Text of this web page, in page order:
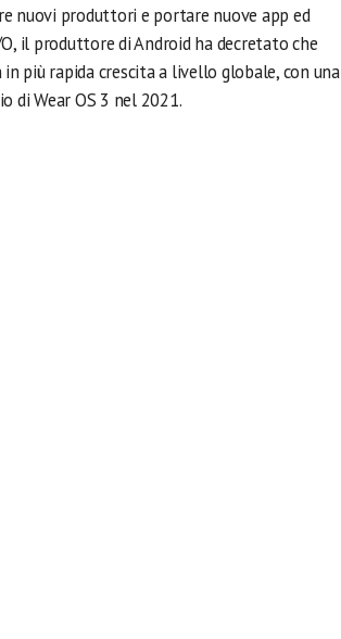
nuovi produttori e portare nuove app ed
il produttore di Android ha decretato che
più rapida crescita a livello globale, con una
di Wear OS 3 nel 2021.